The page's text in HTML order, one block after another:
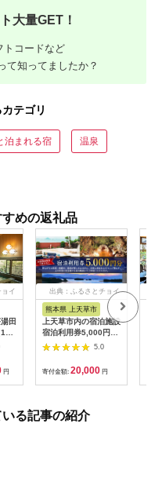
大量GET！
トコードなど
て知ってましたか？
テゴリ
泊まれる宿 温泉
めの返礼品
イ
田
泊
か
東
日
円
出典：ふるさとチョイ
熊本県 上天草市
上天草市内の宿泊施設
宿泊利用券5,000円分
宿泊券 クーポン ホテ
ル 旅館 旅行 熊本県
上天草市
5.0
寄付金額: 20,000 円
る記事の紹介